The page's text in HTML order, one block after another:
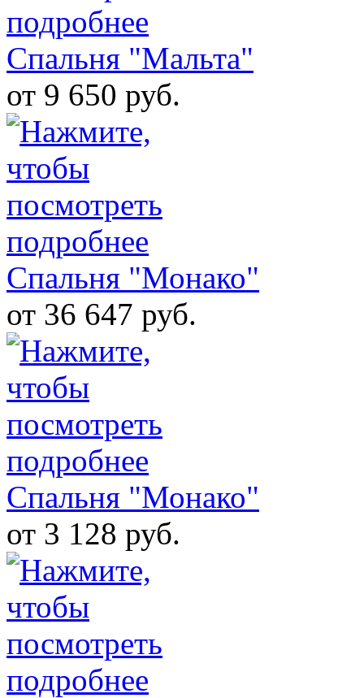
Спальня "Мальта"
от 9 650 руб.
Спальня "Монако"
от 36 647 руб.
Спальня "Монако"
от 3 128 руб.